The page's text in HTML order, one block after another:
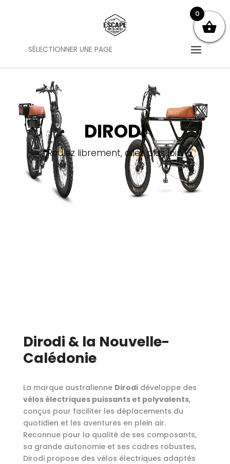
SÉLECTIONNER UNE PAGE
DIRODI
Roulez librement, allez plus loin
Dirodi & la Nouvelle-
Calédonie
La marque australienne Dirodidéveloppe des
vélos électriques puissants et polyvalents,
conçus pour faciliter les déplacements du
quotidien et les aventures en plein air.
Reconnue pour la qualité de ses composants,
sa grande autonomie et ses cadres robustes,
Dirodi propose des vélos électriques adaptés
0